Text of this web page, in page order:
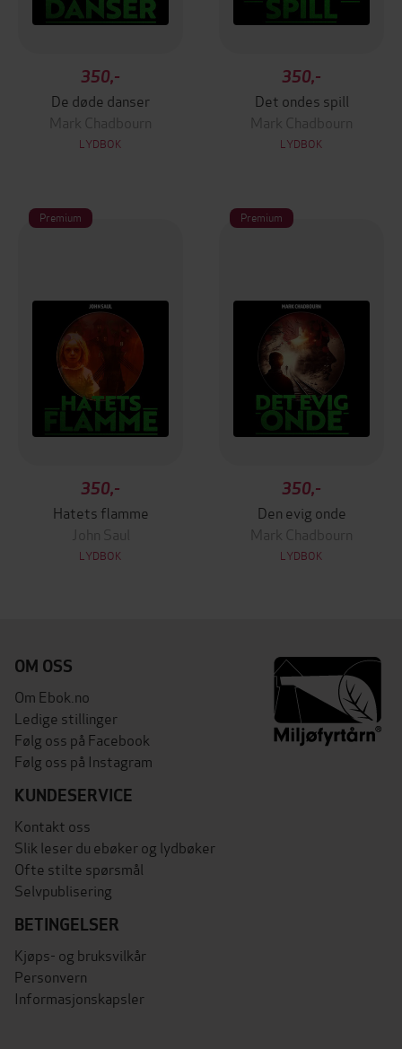
350,-
De døde danser
Mark Chadbourn
LYDBOK
350,-
Det ondes spill
Mark Chadbourn
LYDBOK
Premium
350,-
Hatets flamme
John Saul
LYDBOK
Premium
350,-
Den evig onde
Mark Chadbourn
LYDBOK
OM OSS
Om Ebok.no
Ledige stillinger
Følg oss på Facebook
Følg oss på Instagram
KUNDESERVICE
Kontakt oss
Slik leser du ebøker og lydbøker
Ofte stilte spørsmål
Selvpublisering
BETINGELSER
Kjøps- og bruksvilkår
Personvern
Informasjonskapsler